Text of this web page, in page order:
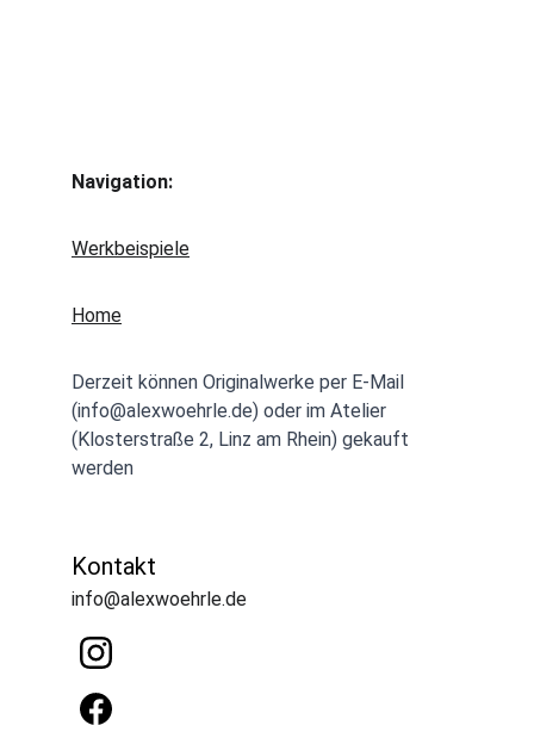
Navigation:
Werkbeispiele
Home
Derzeit können Originalwerke per E-Mail
(info@alexwoehrle.de) oder im Atelier
(Klosterstraße 2, Linz am Rhein) gekauft
werden
Kontakt
info@alexwoehrle.de